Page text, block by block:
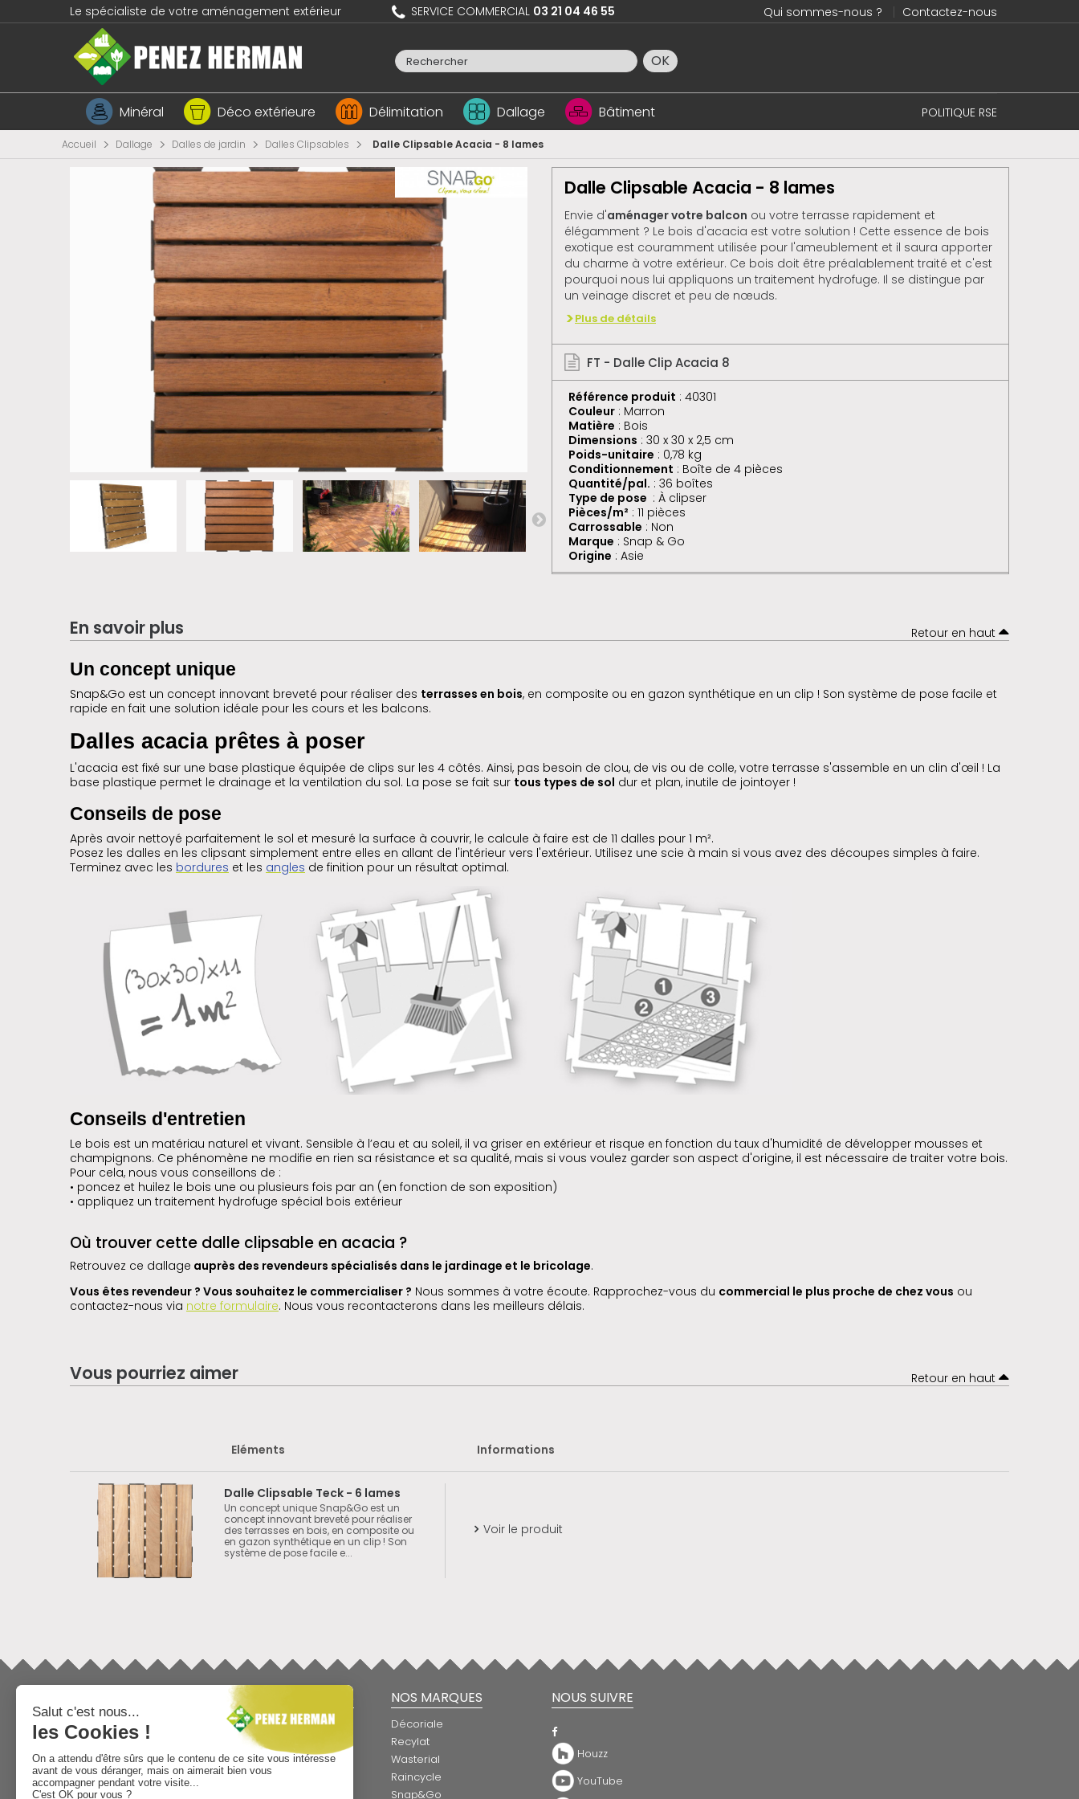
Le spécialiste de votre aménagement extérieur SERVICE COMMERCIAL 03 21 04 46 55 Qui sommes-nous ? Contactez-nous
POLITIQUE RSE
OK
Minéral Déco extérieure Délimitation Dallage Bâtiment
Accueil > Dallage > Dalles de jardin > Dalles Clipsables > Dalle Clipsable Acacia - 8 lames
Dalle Clipsable Acacia - 8 lames
Envie d'aménager votre balcon ou votre terrasse rapidement et
élégamment ? Le bois d'acacia est votre solution ! Cette essence de bois
exotique est couramment utilisée pour l'ameublement et il saura apporter
du charme à votre extérieur. Ce bois doit être préalablement traité et c'est
pourquoi nous lui appliquons un traitement hydrofuge. Il se distingue par
un veinage discret et peu de nœuds.
Plus de détails
FT - Dalle Clip Acacia 8
Référence produit : 40301
Couleur : Marron
Matière : Bois
Dimensions : 30 x 30 x 2,5 cm
Poids-unitaire : 0,78 kg
Conditionnement : Boîte de 4 pièces
Quantité/pal. : 36 boîtes
Type de pose : À clipser
Pièces/m² : 11 pièces
Carrossable : Non
Marque : Snap & Go
Origine : Asie
En savoir plus Retour en haut
Un concept unique
Snap&Go est un concept innovant breveté pour réaliser des terrasses en bois, en composite ou en gazon synthétique en un clip ! Son système de pose facile et
rapide en fait une solution idéale pour les cours et les balcons.
Dalles acacia prêtes à poser
L'acacia est fixé sur une base plastique équipée de clips sur les 4 côtés. Ainsi, pas besoin de clou, de vis ou de colle, votre terrasse s'assemble en un clin d'œil ! La
base plastique permet le drainage et la ventilation du sol. La pose se fait sur tous types de sol dur et plan, inutile de jointoyer !
Conseils de pose
Après avoir nettoyé parfaitement le sol et mesuré la surface à couvrir, le calcule à faire est de 11 dalles pour 1 m².
Posez les dalles en les clipsant simplement entre elles en allant de l'intérieur vers l'extérieur. Utilisez une scie à main si vous avez des découpes simples à faire.
Terminez avec les bordures et les angles de finition pour un résultat optimal.
Conseils d'entretien
Le bois est un matériau naturel et vivant. Sensible à l’eau et au soleil, il va griser en extérieur et risque en fonction du taux d'humidité de développer mousses et
champignons. Ce phénomène ne modifie en rien sa résistance et sa qualité, mais si vous voulez garder son aspect d'origine, il est nécessaire de traiter votre bois.
Pour cela, nous vous conseillons de :
• poncez et huilez le bois une ou plusieurs fois par an (en fonction de son exposition)
• appliquez un traitement hydrofuge spécial bois extérieur
Où trouver cette dalle clipsable en acacia ?
Retrouvez ce dallage auprès des revendeurs spécialisés dans le jardinage et le bricolage.
Vous êtes revendeur ? Vous souhaitez le commercialiser ? Nous sommes à votre écoute. Rapprochez-vous du commercial le plus proche de chez vous ou
contactez-nous via notre formulaire. Nous vous recontacterons dans les meilleurs délais.
Vous pourriez aimer Retour en haut
Eléments Informations
Dalle Clipsable Teck - 6 lames
Un concept unique Snap&Go est un
concept innovant breveté pour réaliser
des terrasses en bois, en composite ou
en gazon synthétique en un clip ! Son
système de pose facile e...
 Voir le produit
Mentions légales
Qui sommes-nous ?
Fournisseur paysagiste et
jardinerie
Vie Sociale
TÉLÉCHARGEMENTS
Catalogue général
Minéral
Décoration extérieure
Dallage
NOS MARQUES
Décoriale
Recylat
Wasterial
Raincycle
Snap&Go
NOUS SUIVRE
Houzz
YouTube